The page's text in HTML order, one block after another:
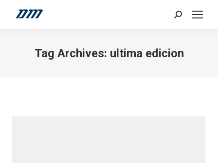
Search:
Tag Archives: ultima edicion